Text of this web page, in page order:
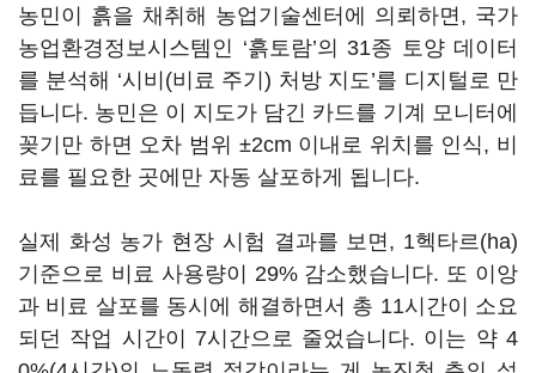
농민이 흙을 채취해 농업기술센터에 의뢰하면, 국가
농업환경정보시스템인 ‘흙토람’의 31종 토양 데이터
를 분석해 ‘시비(비료 주기) 처방 지도’를 디지털로 만
듭니다. 농민은 이 지도가 담긴 카드를 기계 모니터에
꽂기만 하면 오차 범위 ±2cm 이내로 위치를 인식, 비
료를 필요한 곳에만 자동 살포하게 됩니다.
실제 화성 농가 현장 시험 결과를 보면, 1헥타르(ha)
기준으로 비료 사용량이 29% 감소했습니다. 또 이앙
과 비료 살포를 동시에 해결하면서 총 11시간이 소요
되던 작업 시간이 7시간으로 줄었습니다. 이는 약 4